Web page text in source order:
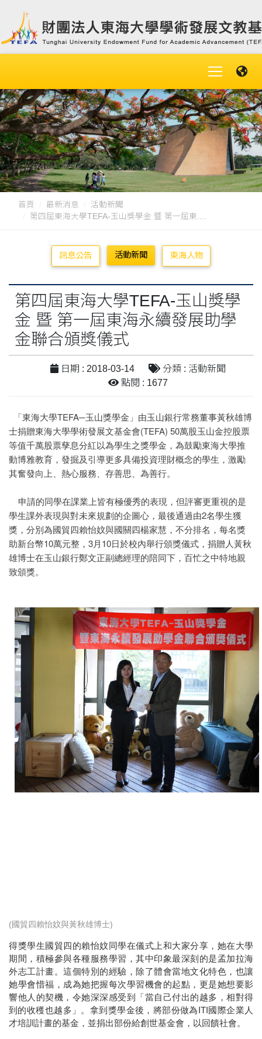
首頁 最新消息
活動新聞
第四屆東海大學TEFA-玉山獎學金 暨 第一屆東....
訊息公告 活動新聞 東海人物
第四屆東海大學TEFA-玉山獎學
金 暨 第一屆東海永續發展助學
金聯合頒獎儀式
日期 : 2018-03-14
分類 : 活動新聞
點閱 : 1677
「東海大學TEFA─玉山獎學金」由玉山銀行常務董事黃秋雄博
士捐贈東海大學學術發展文基金會(TEFA) 50萬股玉山金控股票
等值千萬股票孳息分紅以為學生之獎學金，為鼓勵東海大學推
動博雅教育，發掘及引導更多具備投資理財概念的學生，激勵
其奮發向上、熱心服務、存善思、為善行。
申請的同學在課業上皆有極優秀的表現，但評審更重視的是
學生課外表現與對未來規劃的企圖心，最後通過由2名學生獲
獎，分別為國貿四賴怡妏與國關四楊家慧，不分排名，每名獎
助新台幣10萬元整，3月10日於校內舉行頒獎儀式，捐贈人黃秋
雄博士在玉山銀行鄭文正副總經理的陪同下，百忙之中特地親
致頒獎。
(國貿四賴怡妏與黃秋雄博士)
得獎學生國貿四的賴怡妏同學在儀式上和大家分享，她在大學
期間，積極參與各種服務學習，其中印象最深刻的是孟加拉海
外志工計畫。這個特別的經驗，除了體會當地文化特色，也讓
她學會惜福，成為她把握每次學習機會的起點，更是她想要影
響他人的契機，令她深深感受到「當自己付出的越多，相對得
到的收穫也越多」。拿到獎學金後，將部份做為ITI國際企業人
才培訓計畫的基金，並捐出部份給創世基金會，以回饋社會。